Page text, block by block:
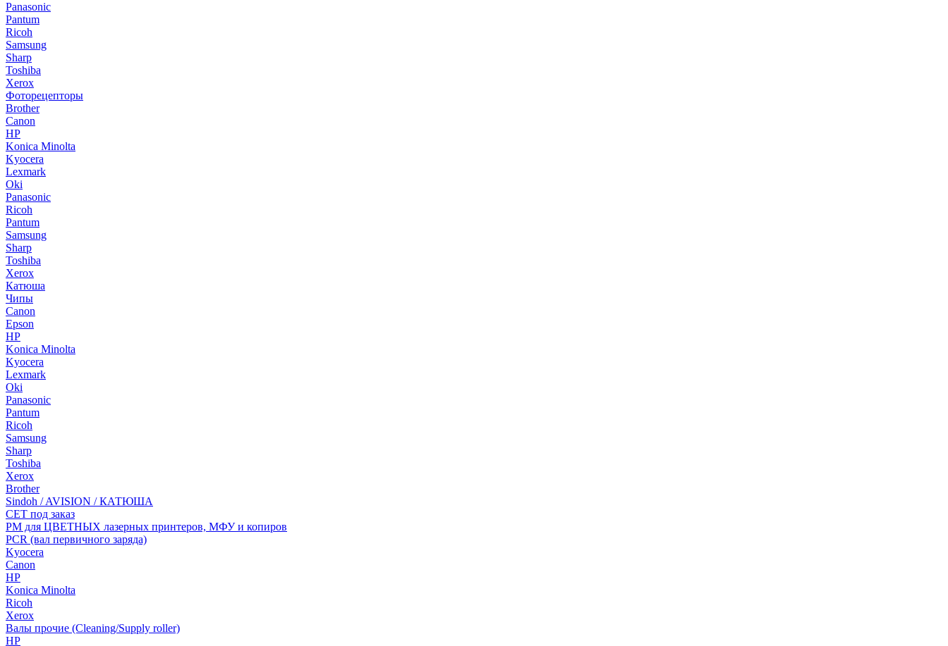
Panasonic
Pantum
Ricoh
Samsung
Sharp
Toshiba
Xerox
Фоторецепторы
Brother
Canon
HP
Konica Minolta
Kyocera
Lexmark
Oki
Panasonic
Ricoh
Pantum
Samsung
Sharp
Toshiba
Xerox
Катюша
Чипы
Canon
Epson
HP
Konica Minolta
Kyocera
Lexmark
Oki
Panasonic
Pantum
Ricoh
Samsung
Sharp
Toshiba
Xerox
Brother
Sindoh / AVISION / КАТЮША
CET под заказ
РМ для ЦВЕТНЫХ лазерных принтеров, МФУ и копиров
PCR (вал первичного заряда)
Kyocera
Canon
HP
Konica Minolta
Ricoh
Xerox
Валы прочие (Cleaning/Supply roller)
HP